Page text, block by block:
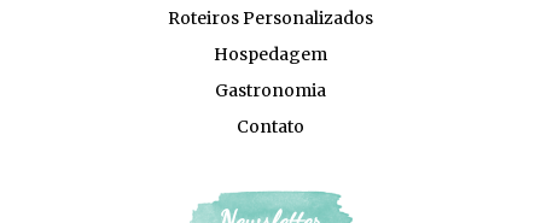
Roteiros Personalizados
Hospedagem
Gastronomia
Contato